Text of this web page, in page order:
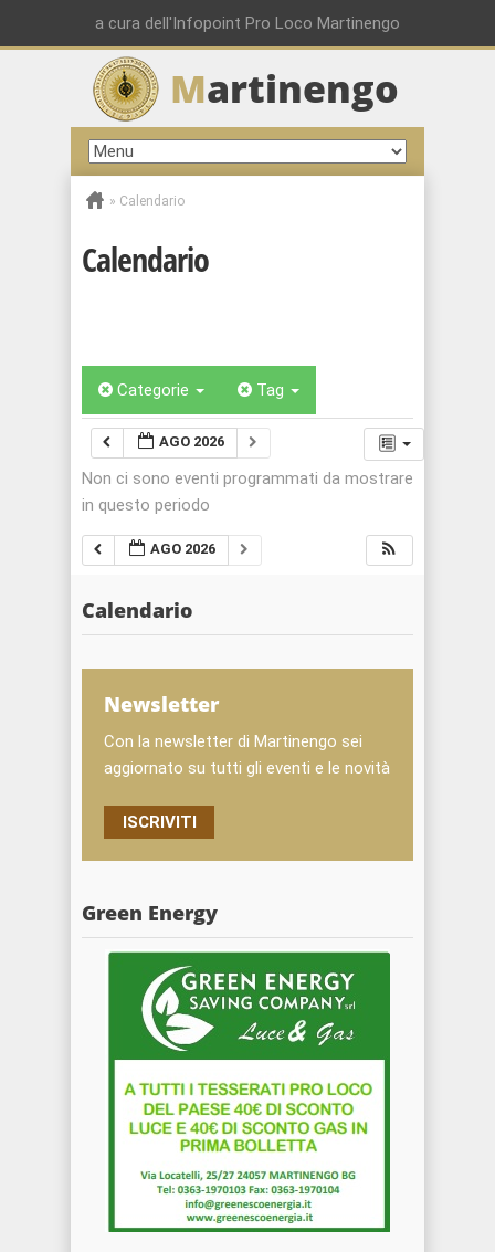
a cura dell'Infopoint Pro Loco Martinengo
Martinengo
» Calendario
Calendario
Categorie Tag
AGO 2026
Non ci sono eventi programmati da mostrare
in questo periodo
AGO 2026
Calendario
Newsletter
Con la newsletter di Martinengo sei
aggiornato su tutti gli eventi e le novità
ISCRIVITI
Green Energy